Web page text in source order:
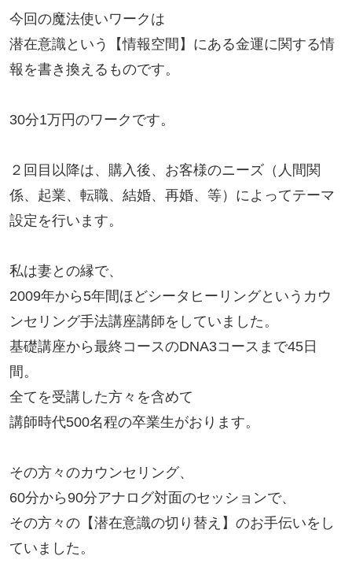
今回の魔法使いワークは
潜在意識という【情報空間】にある金運に関する情
報を書き換えるものです。
30分1万円のワークです。
２回目以降は、購入後、お客様のニーズ（人間関
係、起業、転職、結婚、再婚、等）によってテーマ
設定を行います。
私は妻との縁で、
2009年から5年間ほどシータヒーリングというカウ
ンセリング手法講座講師をしていました。
基礎講座から最終コースのDNA3コースまで45日
間。
全てを受講した方々を含めて
講師時代500名程の卒業生がおります。
その方々のカウンセリング、
60分から90分アナログ対面のセッションで、
その方々の【潜在意識の切り替え】のお手伝いをし
ていました。